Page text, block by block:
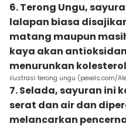
6. Terong Ungu,
lalapan biasa
matang maupun
kaya akan
menurunkan
ilustrasi terong ungu (pexels.com/
7. Selada, sayuran ini
serat dan air dan
melancarkan